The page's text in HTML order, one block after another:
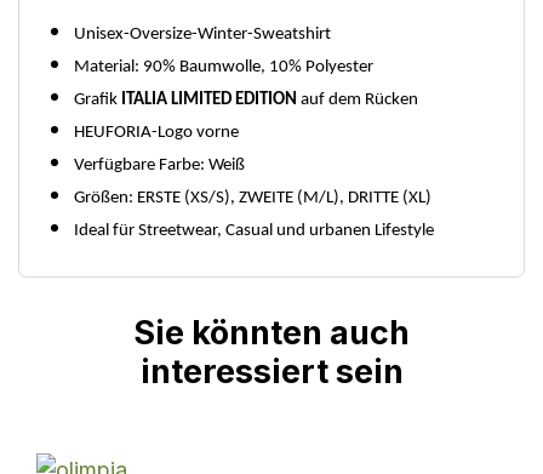
Unisex-Oversize-Winter-Sweatshirt
Material: 90% Baumwolle, 10% Polyester
Grafik ITALIA LIMITED EDITION auf dem Rücken
HEUFORIA-Logo vorne
Verfügbare Farbe: Weiß
Größen: ERSTE (XS/S), ZWEITE (M/L), DRITTE (XL)
Ideal für Streetwear, Casual und urbanen Lifestyle
Sie könnten auch
interessiert sein